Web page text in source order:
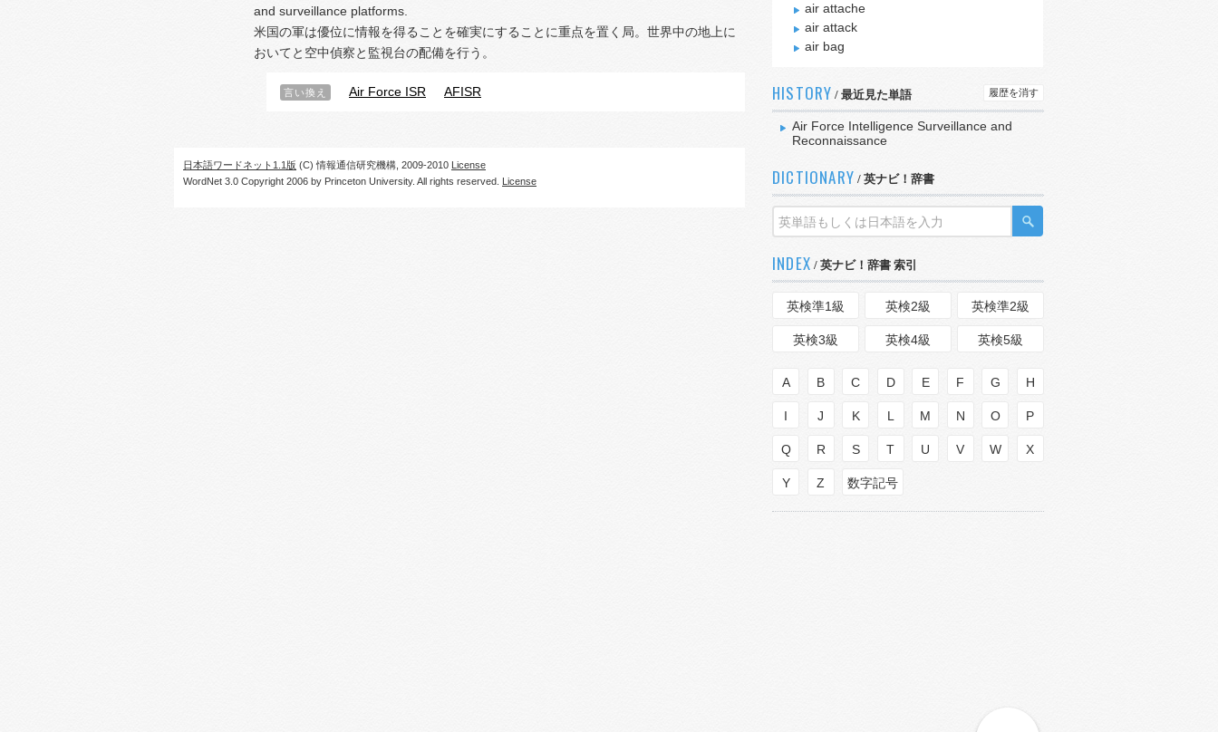
and surveillance platforms.
米国の軍は優位に情報を得ることを確実にすることに重点を置く局。世界中の地上に
おいてと空中偵察と監視台の配備を行う。
言い換え Air Force ISR AFISR
日本語ワードネット1.1版 (C) 情報通信研究機構, 2009-2010 License
WordNet 3.0 Copyright 2006 by Princeton University. All rights reserved. License
air attache
air attack
air bag
HISTORY / 最近見た単語 履歴を消す
Air Force Intelligence Surveillance and
Reconnaissance
DICTIONARY / 英ナビ！辞書
INDEX / 英ナビ！辞書 索引
英検準1級 英検2級 英検準2級
英検3級 英検4級 英検5級
A B C D E F G H
I J K L M N O P
Q R S T U V W X
Y Z 数字記号